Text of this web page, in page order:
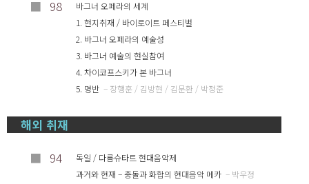
■ 98
바그너 오페라의 세계
1. 현지취재 / 바이로이트 페스티벌
2. 바그너 오페라의 예술성
3. 바그너 예술의 현실참여
4. 차이코프스키가 본 바그너
5. 명반 – 장행훈 / 김방현 / 김문환 / 박정준
해외 취재
■ 94
독일 / 다름슈타트 현대음악제
과거와 현재 – 충돌과 화합의 현대음악 메카 – 박우정